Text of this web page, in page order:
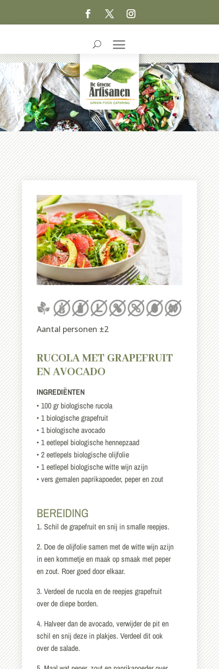
Aantal personen ±2
RUCOLA MET GRAPEFRUIT
EN AVOCADO
INGREDIËNTEN
• 100 gr biologische rucola
• 1 biologische grapefruit
• 1 biologische avocado
• 1 eetlepel biologische hennepzaad
• 2 eetlepels biologische olijfolie
• 1 eetlepel biologische witte wijn azijn
• vers gemalen paprikapoeder, peper en zout
BEREIDING
1. Schil de grapefruit en snij in smalle reepjes.
2. Doe de olijfolie samen met de witte wijn azijn
in een kommetje en maak op smaak met peper
en zout. Roer goed door elkaar.
3. Verdeel de rucola en de reepjes grapefruit
over de diepe borden.
4. Halveer dan de avocado, verwijder de pit en
schil en snij deze in plakjes. Verdeel dit ook
over de salade.